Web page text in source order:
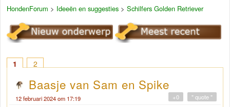
HondenForum > Ideeën en suggesties > Schilfers Golden Retriever
1 2
Baasje van Sam en Spike
12 februari 2024 om 17:19 " quote "
+0